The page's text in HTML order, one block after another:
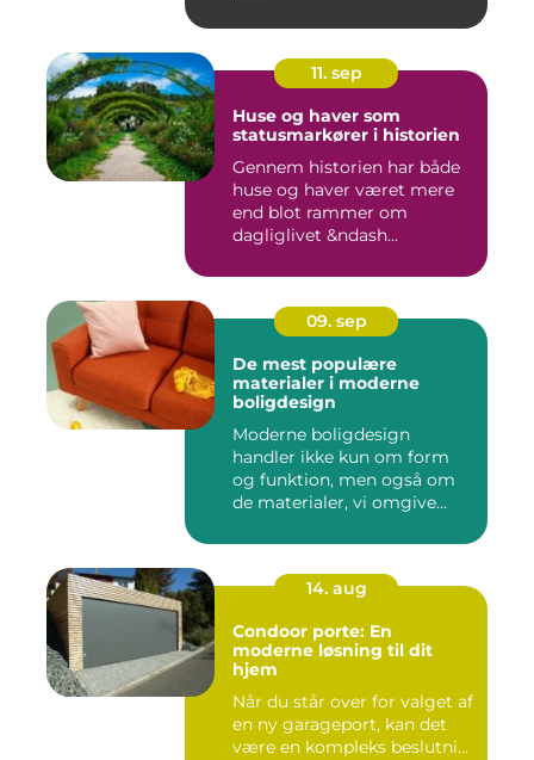
11. sep
Huse og haver som
statusmarkører i historien
Gennem historien har både
huse og haver været mere
end blot rammer om
dagliglivet &ndash...
09. sep
De mest populære
materialer i moderne
boligdesign
Moderne boligdesign
handler ikke kun om form
og funktion, men også om
de materialer, vi omgive...
14. aug
Condoor porte: En
moderne løsning til dit
hjem
Når du står over for valget af
en ny garageport, kan det
være en kompleks beslutni...